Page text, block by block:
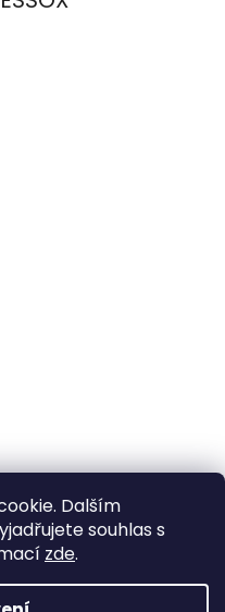
Dalším
souhlas s
zde.